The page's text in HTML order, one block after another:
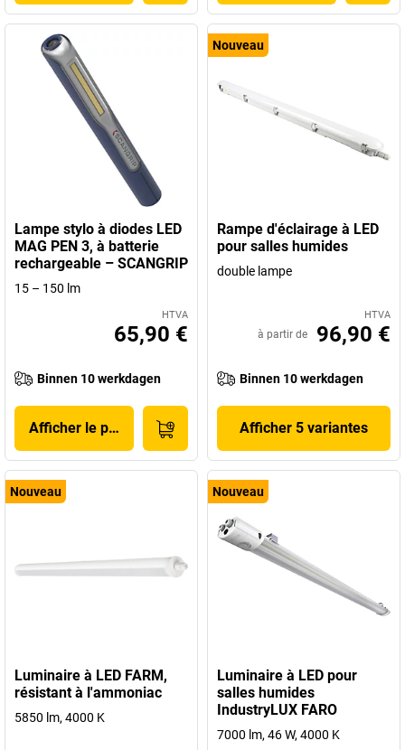
Lampe stylo à diodes LED
MAG PEN 3, à batterie
rechargeable – SCANGRIP
15 – 150 lm
HTVA
65,90 €
Binnen 10 werkdagen
Afficher le produit
Nouveau
Rampe d'éclairage à LED
pour salles humides
double lampe
HTVA
à partir de 96,90 €
Binnen 10 werkdagen
Afficher 5 variantes
Nouveau
Luminaire à LED FARM,
résistant à l'ammoniac
5850 lm, 4000 K
Nouveau
Luminaire à LED pour
salles humides
IndustryLUX FARO
7000 lm, 46 W, 4000 K